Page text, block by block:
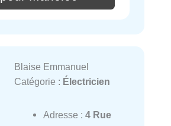
Blaise Emmanuel
Catégorie : Électricien
Adresse : 4 Rue